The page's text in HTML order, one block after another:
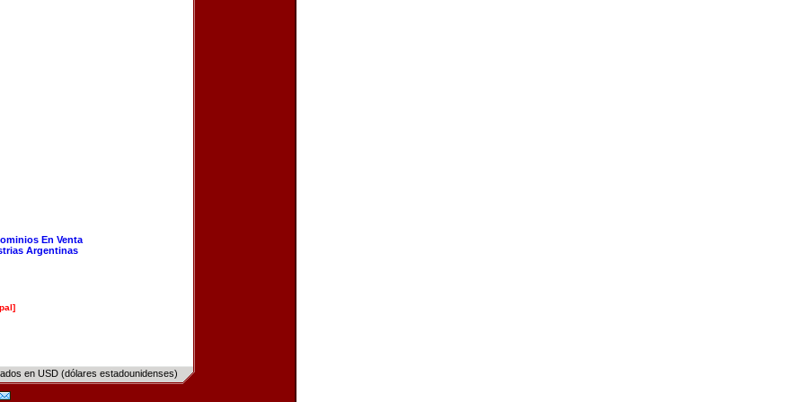
En Venta
Argentinas
en USD (dólares estadounidenses)